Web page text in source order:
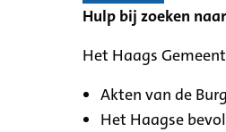
Hulp bij zoeken
Het Haags
Akten van de
Het Haagse